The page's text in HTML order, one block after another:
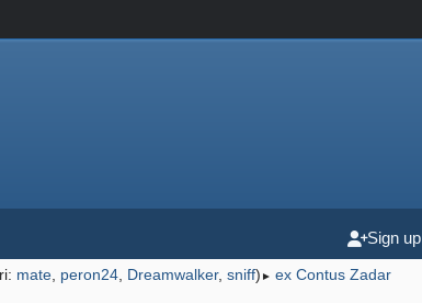
Sign up
mate peron24 Dreamwalker, sniff) ► ex Contus Zadar